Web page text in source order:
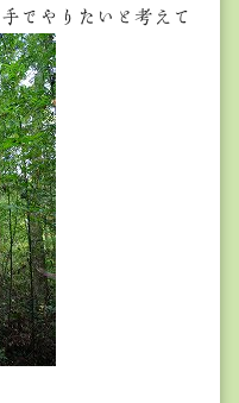
でやりたいと考えて